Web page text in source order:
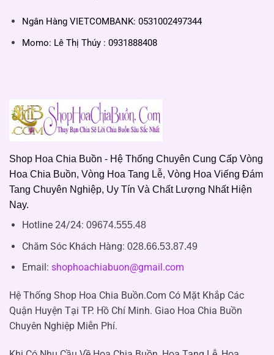
Ngân Hàng VIETCOMBANK: 0531002497344
Momo: Lê Thị Thúy : 0931888408
Shop Hoa Chia Buồn - Hệ Thống Chuyên Cung Cấp Vòng
Hoa Chia Buồn, Vòng Hoa Tang Lễ, Vòng Hoa Viếng Đám
Tang Chuyên Nghiệp, Uy Tín Và Chất Lượng Nhất Hiện
Nay.
Hotline 24/24: 09674.555.48
Chăm Sóc Khách Hàng: 028.66.53.87.49
Email: shophoachiabuon@gmail.com
Hệ Thống Shop Hoa Chia Buồn.Com Có Mặt Khắp Các
Quận Huyện Tại TP. Hồ Chí Minh. Giao Hoa Chia Buồn
Chuyên Nghiệp Miễn Phí.